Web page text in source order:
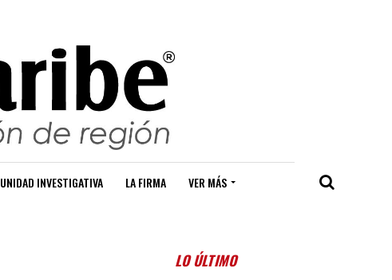
UNIDAD INVESTIGATIVA LA FIRMA VER MÁS
LO ÚLTIMO